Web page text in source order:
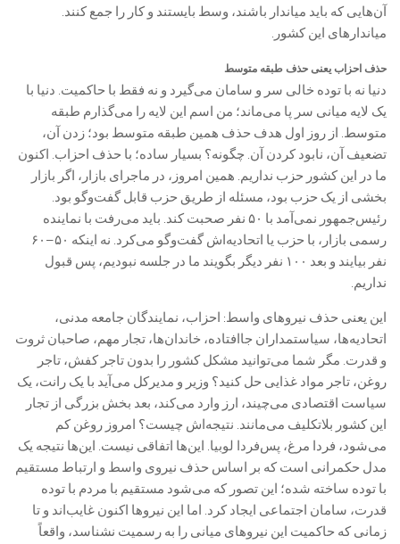
آن‌هایی که باید میاندار باشند، وسط بایستند و کار را جمع کنند.
میاندارهای این کشور.
حذف احزاب یعنی حذف طبقه متوسط
دنیا نه با توده خالی سر و سامان می‌گیرد و نه فقط با حاکمیت. دنیا با
یک لایه میانی سر پا می‌ماند؛ من اسم این لایه را می‌گذارم طبقه
متوسط. از روز اول هدف حذف همین طبقه متوسط بود؛ زدن آن،
تضعیف آن، نابود کردن آن. چگونه؟ بسیار ساده؛ با حذف احزاب. اکنون
ما در این کشور حزب نداریم. همین امروز، در ماجرای بازار، اگر بازار
بخشی از یک حزب بود، مسئله از طریق حزب قابل گفت‌وگو بود.
رئیس‌جمهور نمی‌آمد با ۵۰ نفر صحبت کند. باید می‌رفت با نماینده
رسمی بازار، با حزب یا اتحادیه‌اش گفت‌وگو می‌کرد. نه اینکه ۵۰–۶۰
نفر بیایند و بعد ۱۰۰ نفر دیگر بگویند ما در جلسه نبودیم، پس قبول
نداریم.
این یعنی حذف نیروهای واسط: احزاب، نمایندگان جامعه مدنی،
اتحادیه‌ها، سیاستمداران جاافتاده، خاندان‌ها، تجار مهم، صاحبان ثروت
و قدرت. مگر شما می‌توانید مشکل کشور را بدون تاجر کفش، تاجر
روغن، تاجر مواد غذایی حل کنید؟ وزیر و مدیرکل می‌آید با یک رانت، یک
سیاست اقتصادی می‌چیند، ارز وارد می‌کند، بعد بخش بزرگی از تجار
این کشور بلاتکلیف می‌مانند. نتیجه‌اش چیست؟ امروز روغن کم
می‌شود، فردا مرغ، پس‌فردا لوبیا. این‌ها اتفاقی نیست. این‌ها نتیجه یک
مدل حکمرانی است که بر اساس حذف نیروی واسط و ارتباط مستقیم
با توده ساخته شده؛ این تصور که می‌شود مستقیم با مردم با توده
قدرت، سامان اجتماعی ایجاد کرد. اما این نیروها اکنون غایب‌اند و تا
زمانی که حاکمیت این نیروهای میانی را به رسمیت نشناسد، واقعاً